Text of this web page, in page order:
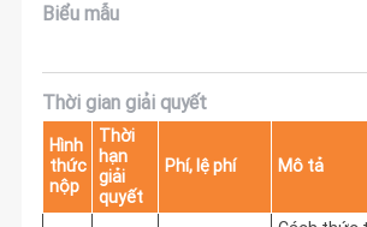
Biểu mẫu
Thời gian giải quyết
Hình
thức
nộp
Thời
hạn
giải
quyết
Phí, lệ phí Mô tả